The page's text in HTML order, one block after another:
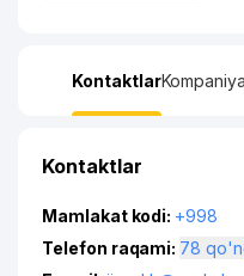
Kontaktlar
Kontaktlar
Mamlakat kodi: +998
Telefon raqami:
78